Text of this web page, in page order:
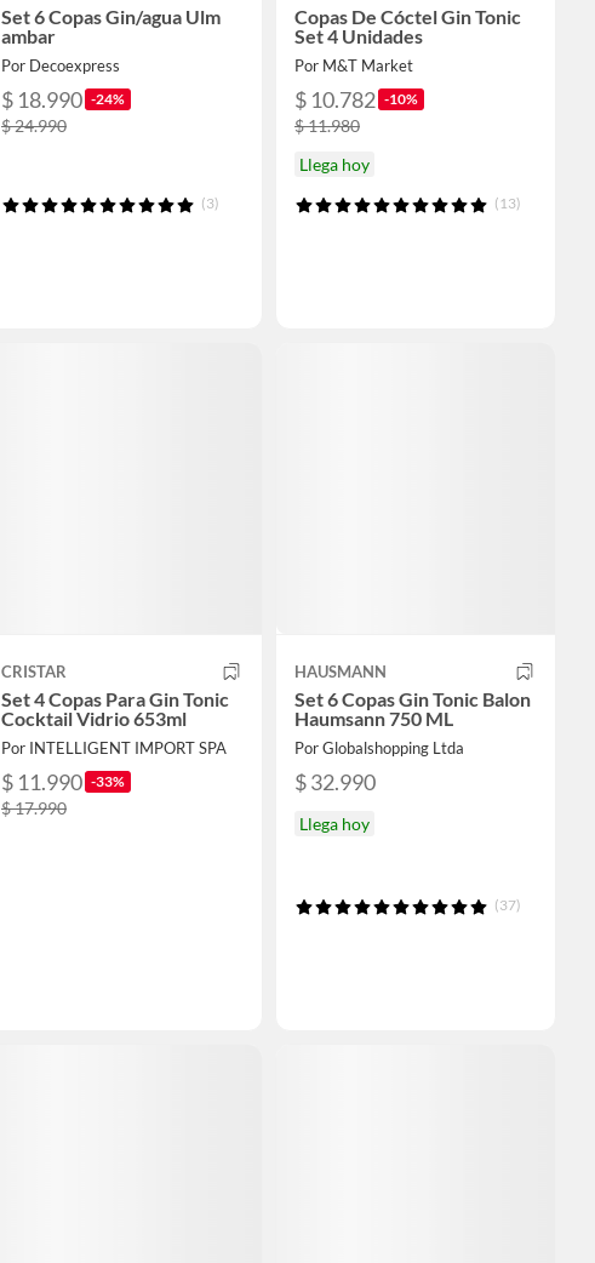
Set 6 Copas Gin/agua Ulm
ambar
Por Decoexpress
$ 18.990 -24%
$ 24.990
(3)
Copas De Cóctel Gin Tonic
Set 4 Unidades
Por M&T Market
$ 10.782 -10%
$ 11.980
Llega hoy
(13)
CRISTAR
Set 4 Copas Para Gin Tonic
Cocktail Vidrio 653ml
Por INTELLIGENT IMPORT SPA
$ 11.990 -33%
$ 17.990
HAUSMANN
Set 6 Copas Gin Tonic Balon
Haumsann 750 ML
Por Globalshopping Ltda
$ 32.990
Llega hoy
(37)